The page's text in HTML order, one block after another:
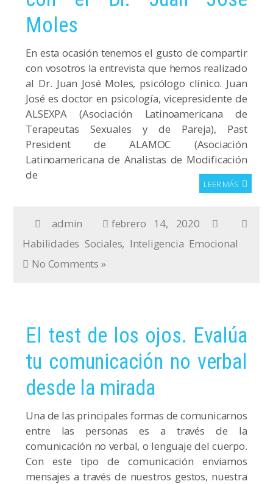
Moles
En esta ocasión tenemos el gusto de compartir
con vosotros la entrevista que hemos realizado
al Dr. Juan José Moles, psicólogo clínico. Juan
José es doctor en psicología, vicepresidente de
ALSEXPA (Asociación Latinoamericana de
Terapeutas Sexuales y de Pareja), Past
President de ALAMOC (Asociación
Latinoamericana de Analistas de Modificación
de
LEER MÁS
admin
febrero 14, 2020
Habilidades Sociales, Inteligencia Emocional
No Comments »
El test de los ojos. Evalúa
tu comunicación no verbal
desde la mirada
Una de las principales formas de comunicarnos
entre las personas es a través de la
comunicación no verbal, o lenguaje del cuerpo.
Con este tipo de comunicación enviamos
mensajes a través de nuestros gestos, nuestra